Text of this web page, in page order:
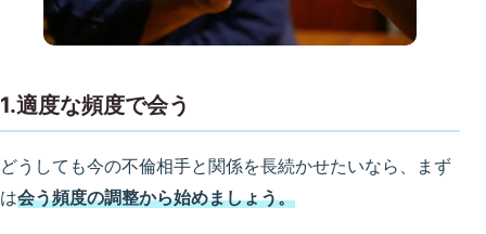
1.適度な頻度で会う
どうしても今の不倫相手と関係を長続かせたいなら、まず
は会う頻度の調整から始めましょう。